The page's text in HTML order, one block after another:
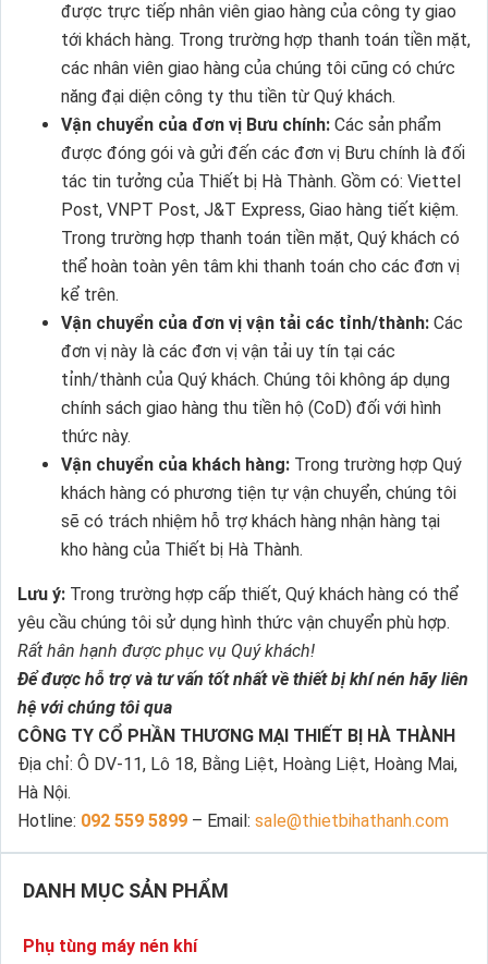
DANH MỤC SẢN PHẨM
Phụ tùng máy nén khí
được trực tiếp nhân viên giao hàng của công ty giao
tới khách hàng. Trong trường hợp thanh toán tiền mặt,
các nhân viên giao hàng của chúng tôi cũng có chức
năng đại diện công ty thu tiền từ Quý khách.
Vận chuyển của đơn vị Bưu chính: Các sản phẩm
được đóng gói và gửi đến các đơn vị Bưu chính là đối
tác tin tưởng của Thiết bị Hà Thành. Gồm có: Viettel
Post, VNPT Post, J&T Express, Giao hàng tiết kiệm.
Trong trường hợp thanh toán tiền mặt, Quý khách có
thể hoàn toàn yên tâm khi thanh toán cho các đơn vị
kể trên.
Vận chuyển của đơn vị vận tải các tỉnh/thành: Các
đơn vị này là các đơn vị vận tải uy tín tại các
tỉnh/thành của Quý khách. Chúng tôi không áp dụng
chính sách giao hàng thu tiền hộ (CoD) đối với hình
thức này.
Vận chuyển của khách hàng: Trong trường hợp Quý
khách hàng có phương tiện tự vận chuyển, chúng tôi
sẽ có trách nhiệm hỗ trợ khách hàng nhận hàng tại
kho hàng của Thiết bị Hà Thành.
Lưu ý: Trong trường hợp cấp thiết, Quý khách hàng có thể
yêu cầu chúng tôi sử dụng hình thức vận chuyển phù hợp.
Rất hân hạnh được phục vụ Quý khách!
Để được hỗ trợ và tư vấn tốt nhất về thiết bị khí nén hãy liên
hệ với chúng tôi qua
CÔNG TY CỔ PHẦN THƯƠNG MẠI THIẾT BỊ HÀ THÀNH
Địa chỉ: Ô DV-11, Lô 18, Bằng Liệt, Hoàng Liệt, Hoàng Mai,
Hà Nội.
Hotline: 092 559 5899 – Email: sale@thietbihathanh.com